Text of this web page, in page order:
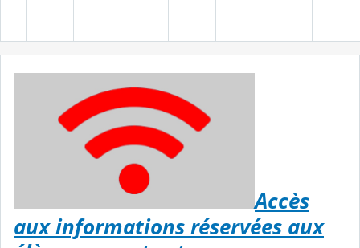
Accès
aux informations réservées aux